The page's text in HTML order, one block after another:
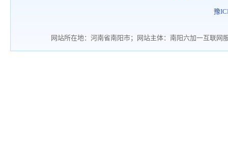
豫
网站所在地：河南省南阳市；网站主体：南阳六加一互联